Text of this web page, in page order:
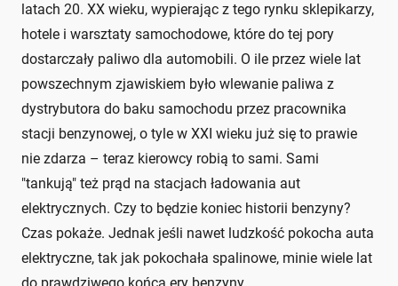
latach 20. XX wieku, wypierając z tego rynku sklepikarzy,
hotele i warsztaty samochodowe, które do tej pory
dostarczały paliwo dla automobili. O ile przez wiele lat
powszechnym zjawiskiem było wlewanie paliwa z
dystrybutora do baku samochodu przez pracownika
stacji benzynowej, o tyle w XXI wieku już się to prawie
nie zdarza – teraz kierowcy robią to sami. Sami
"tankują" też prąd na stacjach ładowania aut
elektrycznych. Czy to będzie koniec historii benzyny?
Czas pokaże. Jednak jeśli nawet ludzkość pokocha auta
elektryczne, tak jak pokochała spalinowe, minie wiele lat